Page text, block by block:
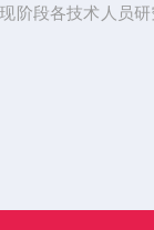
阶段各技术人员
链型...